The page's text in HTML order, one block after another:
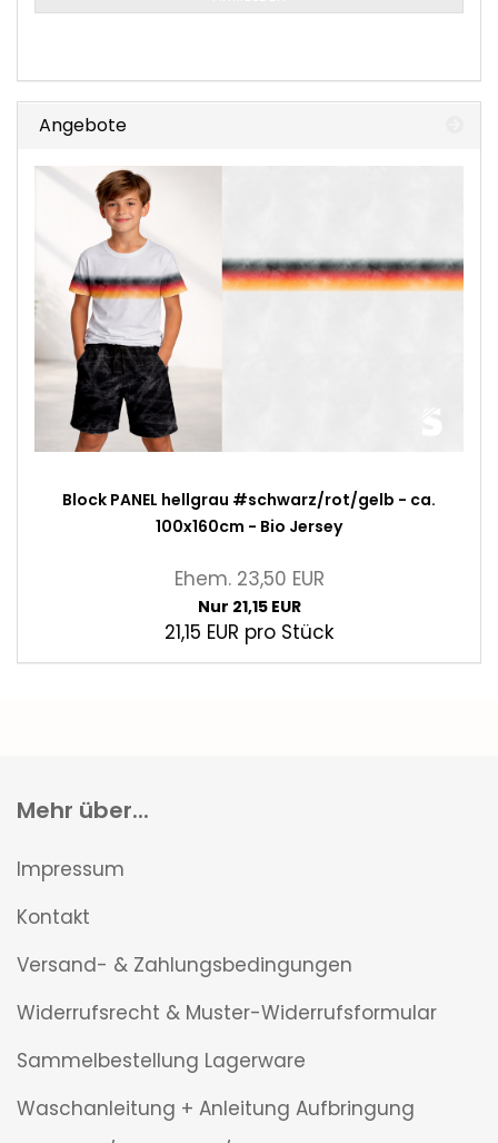
ANMELDUNG
Angebote
Block PANEL hellgrau #schwarz/rot/gelb - ca.
100x160cm - Bio Jersey
Ehem. 23,50 EUR
Nur 21,15 EUR
21,15 EUR pro Stück
Mehr über...
Impressum
Kontakt
Versand- & Zahlungsbedingungen
Widerrufsrecht & Muster-Widerrufsformular
Sammelbestellung Lagerware
Waschanleitung + Anleitung Aufbringung